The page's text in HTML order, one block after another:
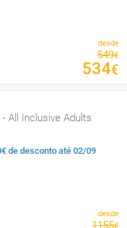
desde
549€
534€
All Inclusive Adults
de desconto até 02/09
desde
1155€